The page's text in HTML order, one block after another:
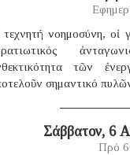
νοημοσύνη, οἱ
τῶν
σημαντικό
Σάββατον, 6
Πρό